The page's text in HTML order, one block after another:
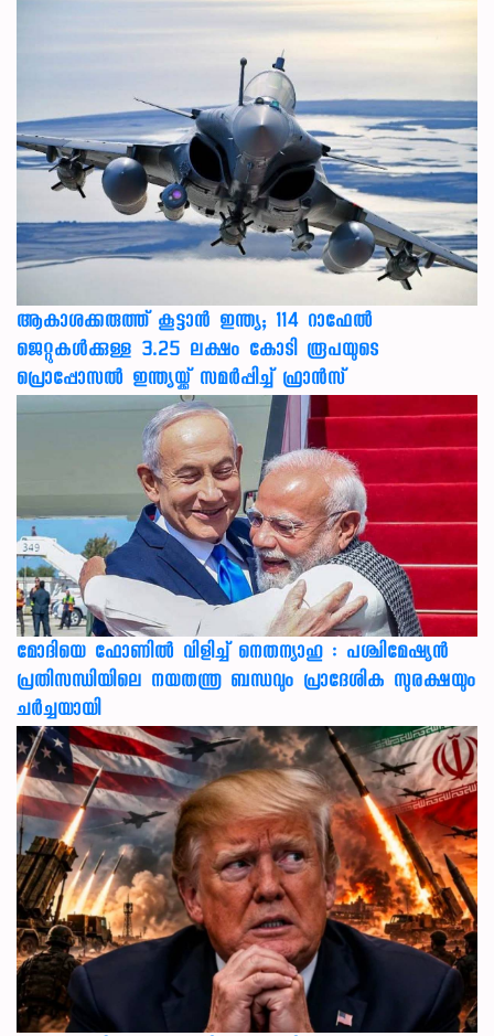
ആകാശക്കരുത്ത് കൂട്ടാൻ ഇന്ത്യ; 114 റാഫേൽ
ജെറ്റുകൾക്കുള്ള 3.25 ലക്ഷം കോടി രൂപയുടെ
പ്രൊപ്പോസൽ ഇന്ത്യയ്ക്ക് സമർപ്പിച്ച് ഫ്രാൻസ്
മോദിയെ ഫോണിൽ വിളിച്ച് നെതന്യാഹു : പശ്ചിമേഷ്യൻ
പ്രതിസന്ധിയിലെ നയതന്ത്ര ബന്ധവും പ്രാദേശിക സുരക്ഷയും
ചർച്ചയായി